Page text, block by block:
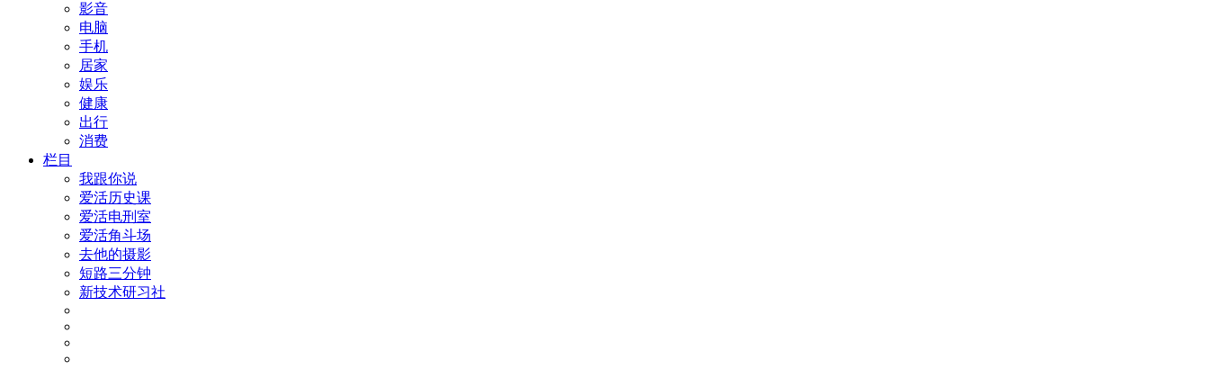
影音
电脑
手机
居家
娱乐
健康
出行
消费
栏目
我跟你说
爱活历史课
爱活电刑室
爱活角斗场
去他的摄影
短路三分钟
新技术研习社